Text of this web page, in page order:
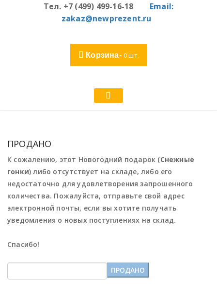
Тел. +7 (499) 499-16-18 Email:
zakaz@newprezent.ru
Корзина- 0шт.
ПРОДАНО
К сожалению, этот Новогодний подарок (Снежные
гонки) либо отсутствует на складе, либо его
недостаточно для удовлетворения запрошенного
количества. Пожалуйста, отправьте свой адрес
электронной почты, если вы хотите получать
уведомления о новых поступлениях на склад.
Спасибо!